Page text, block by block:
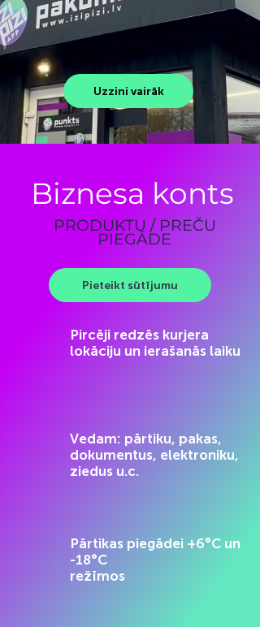
Uzzini vairāk
Biznesa konts
PRODUKTU / PREČU
PIEGĀDE
Pieteikt sūtījumu
Pircēji redzēs kurjera
lokāciju un ierašanās laiku
Vedam: pārtiku, pakas,
dokumentus, elektroniku,
ziedus u.c.
Pārtikas piegādei +6°C un
-18°C
režīmos